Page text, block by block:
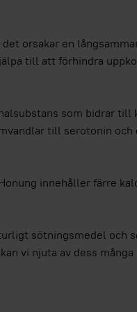
orsakar en
till att förhindra
som bidrar till
till serotonin
innehåller färre
sötningsmedel och
vi njuta av dess